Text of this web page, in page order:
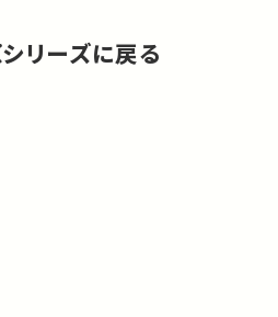
シリーズに戻る